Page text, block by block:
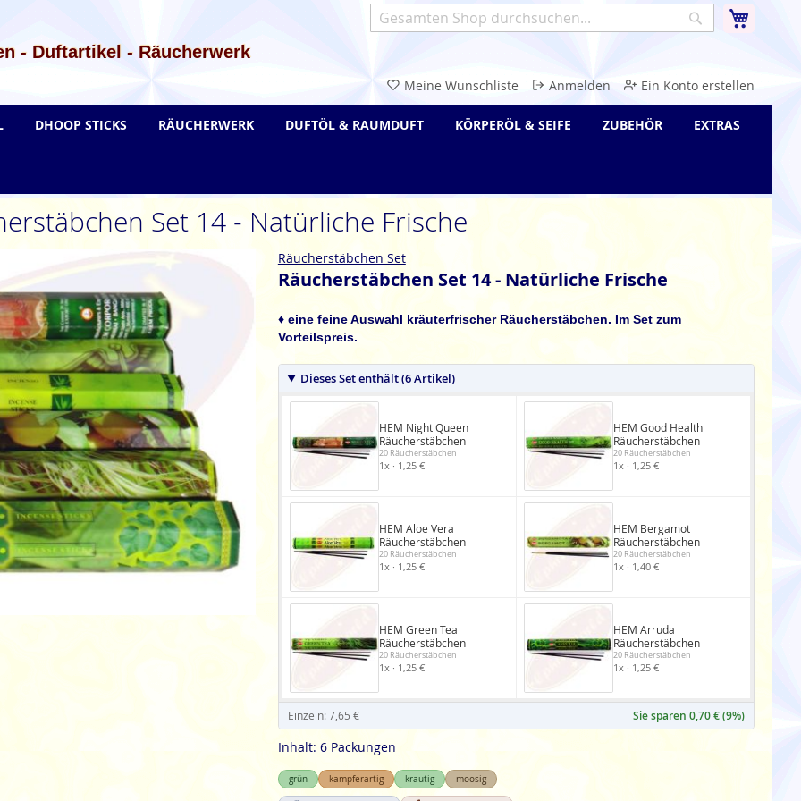
Suche
- Duftartikel - Räucherwerk
Meine Wunschliste Anmelden Ein Konto erstellen
Set 14 - Natürliche Frische
Räucherstäbchen Set
Räucherstäbchen Set 14 - Natürliche Frische
♦ eine feine Auswahl kräuterfrischer Räucherstäbchen. Im Set zum
Vorteilspreis.
Dieses Set enthält (6 Artikel)
HEM Night Queen
Räucherstäbchen
20 Räucherstäbchen
1x · 1,25 €
HEM Good Health
Räucherstäbchen
20 Räucherstäbchen
1x · 1,25 €
HEM Aloe Vera
Räucherstäbchen
20 Räucherstäbchen
1x · 1,25 €
HEM Bergamot
Räucherstäbchen
20 Räucherstäbchen
1x · 1,40 €
HEM Green Tea
Räucherstäbchen
20 Räucherstäbchen
1x · 1,25 €
HEM Arruda
Räucherstäbchen
20 Räucherstäbchen
1x · 1,25 €
Einzeln: 7,65 € Sie sparen 0,70 € (9%)
Inhalt: 6 Packungen
grün kampferartig krautig moosig
DHOOP STICKS RÄUCHERWERK DUFTÖL & RAUMDUFT KÖRPERÖL & SEIFE ZUBEHÖR EXTRAS